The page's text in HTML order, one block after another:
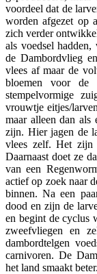
voordeel dat de
worden afgezet op
zich verder
als voedsel hadden,
de Dambordvlieg
vlees af maar de
bloemen voor
stempelvormige
vrouwtje eitjes/
maar alleen dan als
zijn. Hier jagen de
vlees zelf. Het zijn
Daarnaast doet ze
van een
actief op zoek naar
binnen. Na een
dood en zijn de
en begint de cyclus
zweefvliegen en
dambordtelgen
carnivoren. De
het land smaakt beter.